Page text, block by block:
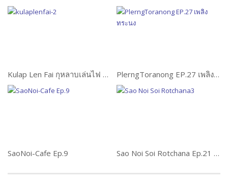
Kulap Len Fai กุหลาบเล่นไฟ Ep.12 (1 of 2) PlerngToranong EP.27 เพลิงทระนง
SaoNoi-Cafe Ep.9 Sao Noi Soi Rotchana Ep.21 สาวน้อยซอยรจนา